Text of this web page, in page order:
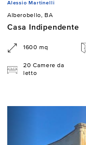
Alessio Martinelli
Alberobello, BA
Casa Indipendente
1600 mq
20 Camere da
letto